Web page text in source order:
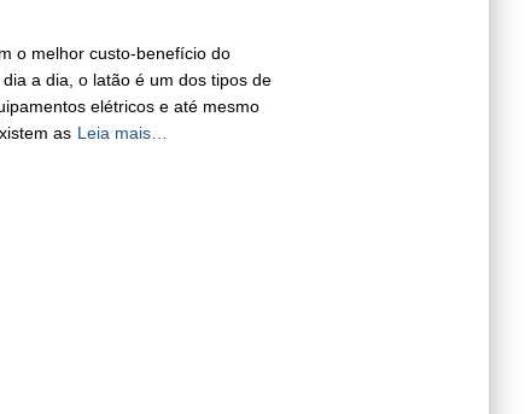
o melhor custo-benefício do
a dia, o latão é um dos tipos de
elétricos e até mesmo
as Leia mais…